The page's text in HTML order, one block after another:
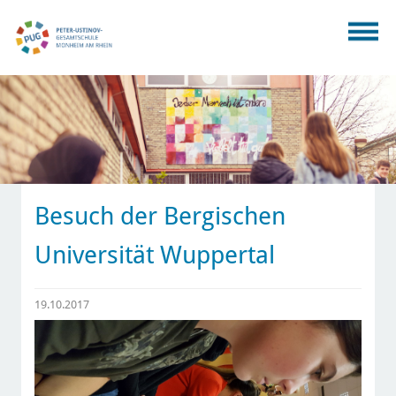
Besuch der Bergischen
Universität Wuppertal
19.10.2017